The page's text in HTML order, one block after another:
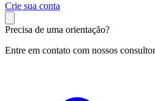
Crie sua conta
Precisa de uma orientação?
Entre em contato com nossos